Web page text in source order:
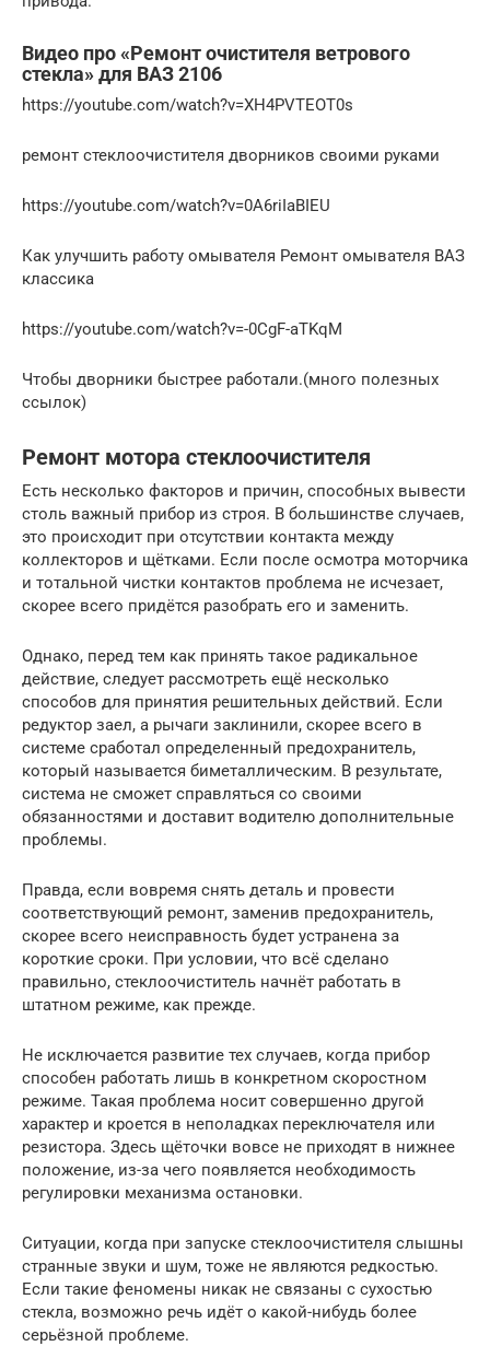
Видео про «Ремонт очистителя ветрового
стекла» для ВАЗ 2106
https://youtube.com/watch?v=XH4PVTEOT0s
ремонт стеклоочистителя дворников своими руками
https://youtube.com/watch?v=0A6riIaBIEU
Как улучшить работу омывателя Ремонт омывателя ВАЗ
классика
https://youtube.com/watch?v=-0CgF-aTKqM
Чтобы дворники быстрее работали.(много полезных
ссылок)
Ремонт мотора стеклоочистителя
Есть несколько факторов и причин, способных вывести
столь важный прибор из строя. В большинстве случаев,
это происходит при отсутствии контакта между
коллекторов и щётками. Если после осмотра моторчика
и тотальной чистки контактов проблема не исчезает,
скорее всего придётся разобрать его и заменить.
Однако, перед тем как принять такое радикальное
действие, следует рассмотреть ещё несколько
способов для принятия решительных действий. Если
редуктор заел, а рычаги заклинили, скорее всего в
системе сработал определенный предохранитель,
который называется биметаллическим. В результате,
система не сможет справляться со своими
обязанностями и доставит водителю дополнительные
проблемы.
Правда, если вовремя снять деталь и провести
соответствующий ремонт, заменив предохранитель,
скорее всего неисправность будет устранена за
короткие сроки. При условии, что всё сделано
правильно, стеклоочиститель начнёт работать в
штатном режиме, как прежде.
Не исключается развитие тех случаев, когда прибор
способен работать лишь в конкретном скоростном
режиме. Такая проблема носит совершенно другой
характер и кроется в неполадках переключателя или
резистора. Здесь щёточки вовсе не приходят в нижнее
положение, из-за чего появляется необходимость
регулировки механизма остановки.
Ситуации, когда при запуске стеклоочистителя слышны
странные звуки и шум, тоже не являются редкостью.
Если такие феномены никак не связаны с сухостью
стекла, возможно речь идёт о какой-нибудь более
серьёзной проблеме.